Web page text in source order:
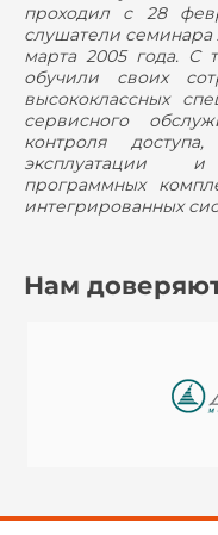
проходил с 28
слушатели семинара
марта 2005 года. С
обучили своих
высококлассных
сервисного
контроля
эксплуатации
программных
интегрированных
Нам